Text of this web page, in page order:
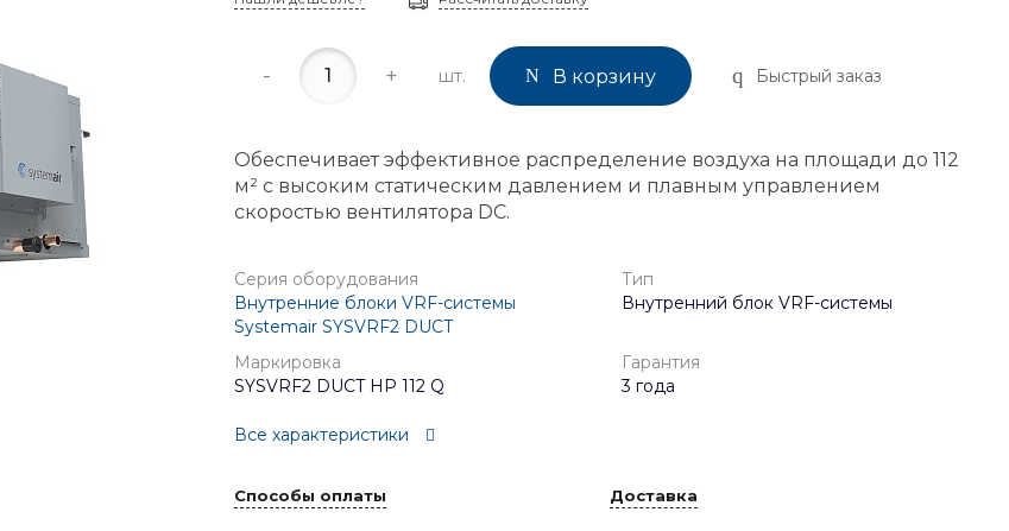
- + шт. В корзину Быстрый заказ
Обеспечивает эффективное распределение воздуха на площади до 112
м² с высоким статическим давлением и плавным управлением
скоростью вентилятора DC.
Серия оборудования
Внутренние блоки VRF-системы
Systemair SYSVRF2 DUCT
Тип
Внутренний блок VRF-системы
Маркировка
SYSVRF2 DUCT HP 112 Q
Гарантия
3 года
Все характеристики
Способы оплаты Доставка